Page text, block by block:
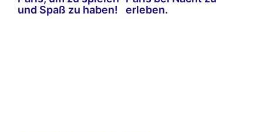
und Spaß zu haben!
erleben.